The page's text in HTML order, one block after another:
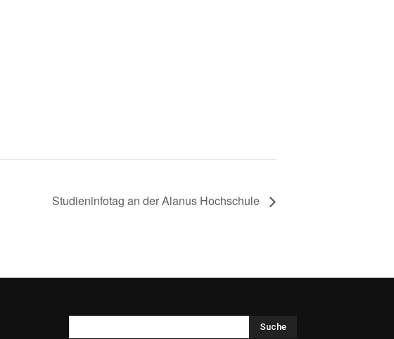
Studieninfotag an der Alanus Hochschule
Suche